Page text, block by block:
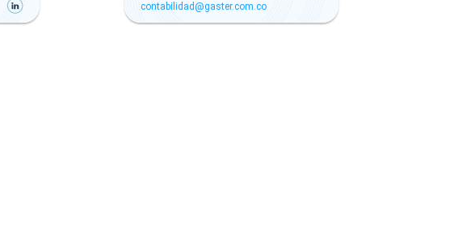
contabilidad@gaster.com.co